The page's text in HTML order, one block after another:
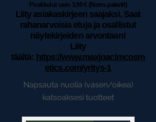
Postikulut vain 3,90 € (Norm.paketit)
Liity asiakaskirjeen saajaksi. Saat
rahanarvoisia etuja ja osallistut
näytekirjeiden arvontaan!
Liity
täältä: https://www.maxjoacimcosm
etics.com/yritys-1
Napsauta nuolia (vasen/oikea)
katsoaksesi tuotteet